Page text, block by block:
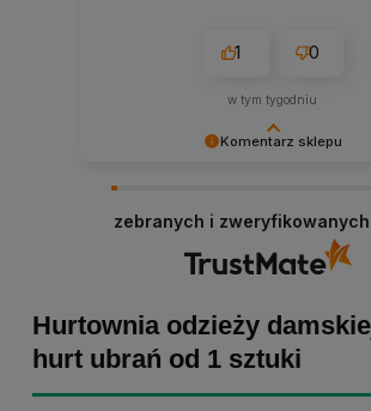
Komentarz sklepu
skrzydeł, dlatego tym bardziej
zakup przebiegł pomyślnie.
utrzymać dobrą passę - zapraszamy
1 0
w tym tygodniu
zebranych i
Hurtownia odzieży
hurt ubrań od 1 sztuki